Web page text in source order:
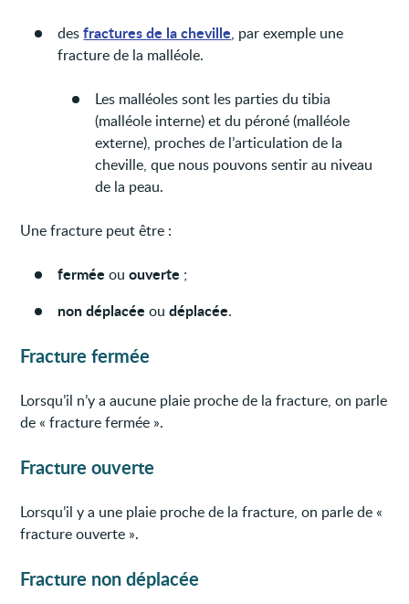
desfractures de la cheville, par exemple une
fracture de la malléole.
Les malléoles sont les parties du tibia
(malléole interne) et du péroné (malléole
externe), proches de l’articulation de la
cheville, que nous pouvons sentir au niveau
de la peau.
Une fracture peut être :
fermée ououverte ;
non déplacée oudéplacée.
Fracture fermée
Lorsqu’il n’y a aucune plaie proche de la fracture, on parle
de « fracture fermée ».
Fracture ouverte
Lorsqu’il y a une plaie proche de la fracture, on parle de «
fracture ouverte ».
Fracture non déplacée